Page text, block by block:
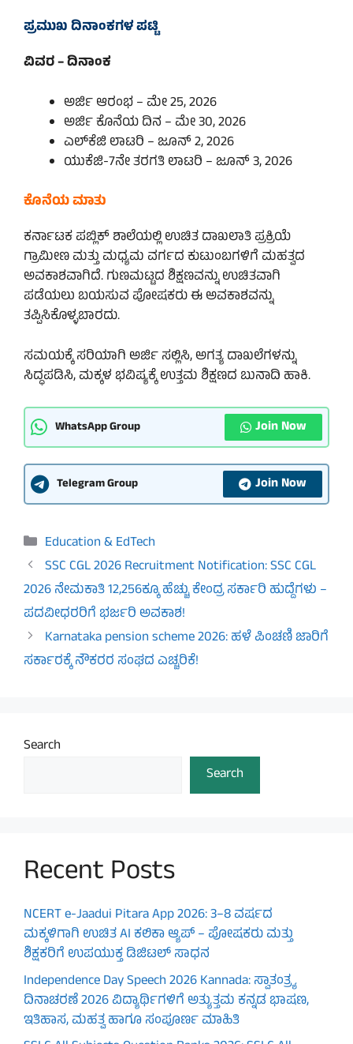
ಪ್ರಮುಖ ದಿನಾಂಕಗಳ ಪಟ್ಟಿ
ವಿವರ – ದಿನಾಂಕ
ಅರ್ಜಿ ಆರಂಭ – ಮೇ 25, 2026
ಅರ್ಜಿ ಕೊನೆಯ ದಿನ – ಮೇ 30, 2026
ಎಲ್‌ಕೆಜಿ ಲಾಟರಿ – ಜೂನ್ 2, 2026
ಯುಕೆಜಿ-7ನೇ ತರಗತಿ ಲಾಟರಿ – ಜೂನ್ 3, 2026
ಕೊನೆಯ ಮಾತು
ಕರ್ನಾಟಕ ಪಬ್ಲಿಕ್ ಶಾಲೆಯಲ್ಲಿ ಉಚಿತ ದಾಖಲಾತಿ ಪ್ರಕ್ರಿಯೆ
ಗ್ರಾಮೀಣ ಮತ್ತು ಮಧ್ಯಮ ವರ್ಗದ ಕುಟುಂಬಗಳಿಗೆ ಮಹತ್ವದ
ಅವಕಾಶವಾಗಿದೆ. ಗುಣಮಟ್ಟದ ಶಿಕ್ಷಣವನ್ನು ಉಚಿತವಾಗಿ
ಪಡೆಯಲು ಬಯಸುವ ಪೋಷಕರು ಈ ಅವಕಾಶವನ್ನು
ತಪ್ಪಿಸಿಕೊಳ್ಳಬಾರದು.
ಸಮಯಕ್ಕೆ ಸರಿಯಾಗಿ ಅರ್ಜಿ ಸಲ್ಲಿಸಿ, ಅಗತ್ಯ ದಾಖಲೆಗಳನ್ನು
ಸಿದ್ಧಪಡಿಸಿ, ಮಕ್ಕಳ ಭವಿಷ್ಯಕ್ಕೆ ಉತ್ತಮ ಶಿಕ್ಷಣದ ಬುನಾದಿ ಹಾಕಿ.
WhatsApp Group Join Now
Telegram Group Join Now
Categories
Education & EdTech
SSC CGL 2026 Recruitment Notification: SSC CGL
2026 ನೇಮಕಾತಿ 12,256ಕ್ಕೂ ಹೆಚ್ಚು ಕೇಂದ್ರ ಸರ್ಕಾರಿ ಹುದ್ದೆಗಳು –
ಪದವೀಧರರಿಗೆ ಭರ್ಜರಿ ಅವಕಾಶ!
Karnataka pension scheme 2026: ಹಳೆ ಪಿಂಚಣಿ ಜಾರಿಗೆ
ಸರ್ಕಾರಕ್ಕೆ ನೌಕರರ ಸಂಘದ ಎಚ್ಚರಿಕೆ!
Search
Search
Recent Posts
NCERT e-Jaadui Pitara App 2026: 3–8 ವರ್ಷದ
ಮಕ್ಕಳಿಗಾಗಿ ಉಚಿತ AI ಕಲಿಕಾ ಆ್ಯಪ್ – ಪೋಷಕರು ಮತ್ತು
ಶಿಕ್ಷಕರಿಗೆ ಉಪಯುಕ್ತ ಡಿಜಿಟಲ್ ಸಾಧನ
Independence Day Speech 2026 Kannada: ಸ್ವಾತಂತ್ರ್ಯ
ದಿನಾಚರಣೆ 2026 ವಿದ್ಯಾರ್ಥಿಗಳಿಗೆ ಅತ್ಯುತ್ತಮ ಕನ್ನಡ ಭಾಷಣ,
ಇತಿಹಾಸ, ಮಹತ್ವ ಹಾಗೂ ಸಂಪೂರ್ಣ ಮಾಹಿತಿ